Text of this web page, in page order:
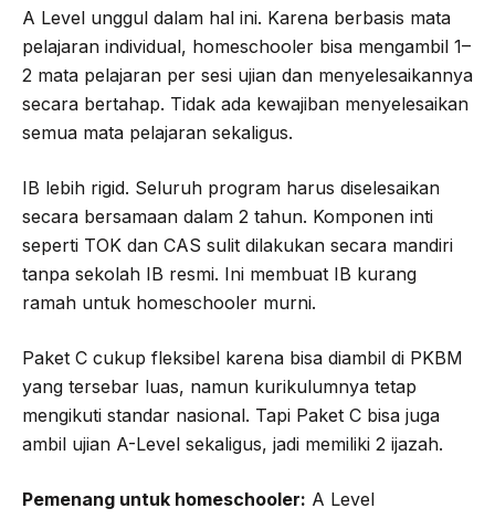
A Level unggul dalam hal ini. Karena berbasis mata
pelajaran individual, homeschooler bisa mengambil 1–
2 mata pelajaran per sesi ujian dan menyelesaikannya
secara bertahap. Tidak ada kewajiban menyelesaikan
semua mata pelajaran sekaligus.
IB lebih rigid. Seluruh program harus diselesaikan
secara bersamaan dalam 2 tahun. Komponen inti
seperti TOK dan CAS sulit dilakukan secara mandiri
tanpa sekolah IB resmi. Ini membuat IB kurang
ramah untuk homeschooler murni.
Paket C cukup fleksibel karena bisa diambil di PKBM
yang tersebar luas, namun kurikulumnya tetap
mengikuti standar nasional. Tapi Paket C bisa juga
ambil ujian A-Level sekaligus, jadi memiliki 2 ijazah.
Pemenang untuk homeschooler: A Level